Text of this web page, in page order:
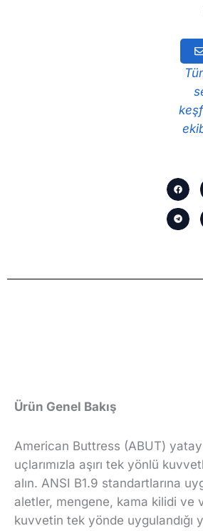
Ürün Genel Bakış
American Buttress (ABUT)
uçlarımızla aşırı tek yönlü
alın. ANSI B1.9 standartlarına
aletler, mengene, kama kilidi ve
kuvvetin tek yönde uygulandığı